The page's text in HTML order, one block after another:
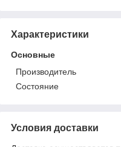
Характеристики
Основные
Производитель
Состояние
Условия доставки